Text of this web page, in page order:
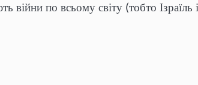
війни по всьому світу (тобто